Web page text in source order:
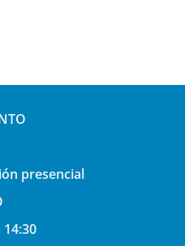
presencial